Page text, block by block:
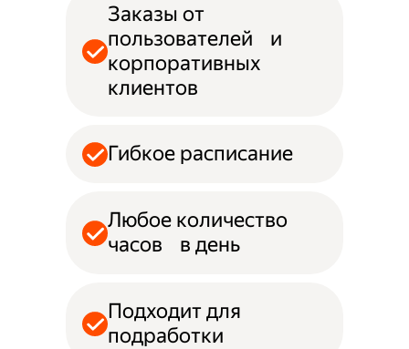
Заказы от
пользователей и
корпоративных
клиентов
Гибкое расписание
Любое количество
часов в день
Подходит для
подработки